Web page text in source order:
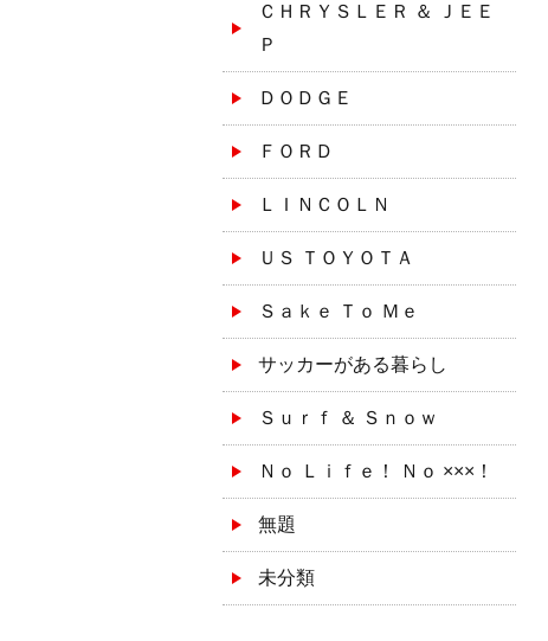
ＣＨＲＹＳＬＥＲ ＆ ＪＥＥ
Ｐ
ＤＯＤＧＥ
ＦＯＲＤ
ＬＩＮＣＯＬＮ
ＵＳ ＴＯＹＯＴＡ
Ｓａｋｅ Ｔｏ Ｍｅ
サッカーがある暮らし
Ｓｕｒｆ ＆ Ｓｎｏｗ
Ｎｏ Ｌｉｆｅ！ Ｎｏ ×××！
無題
未分類